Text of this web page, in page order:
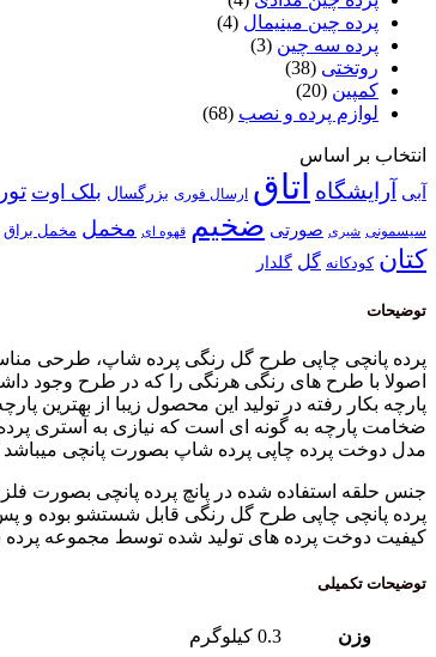
پرده چین مینیمال (4)
پرده سه چین (3)
روتختی (38)
کمپین (20)
لوازم پرده و نصب (68)
انتخاب بر اساس
آبی
آرایشگاه اتاق ارسال فوری بزرگسال بلک اوت
سیسمونی شیری صورتی ضخیم قهوه ای مخمل مخمل براق
کتان کودکانه گل گلدار
توضیحات
پرده پانچی چاپی طرح گل رنگی پرده شاپ، طرحی
اصولا با طرح های رنگی هرنگی را که در طرح وجود
پارچه بکار رفته در تولید این محصول زیبا از بهترین
ضخامت پارچه به گونه ای است که نیازی به آستری
مدل دوخت پرده چاپی پرده شاپ بصورت پانچی میباشد
جنس حلقه استفاده شده در پانچ پرده پانچی بصورت
پرده پانچی چاپی طرح گل رنگی قابل شستشو بوده و
کیفیت دوخت پرده های تولید شده توسط مجموعه
توضیحات تکمیلی
وزن 0.3 کیلوگرم